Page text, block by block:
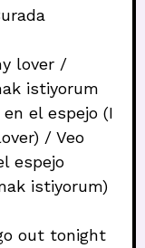
lover /
istiyorum
el espejo (I
/ Veo
espejo
istiyorum)
out tonight